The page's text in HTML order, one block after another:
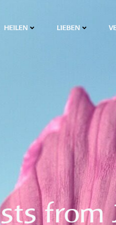
HEILEN LIEBEN
from